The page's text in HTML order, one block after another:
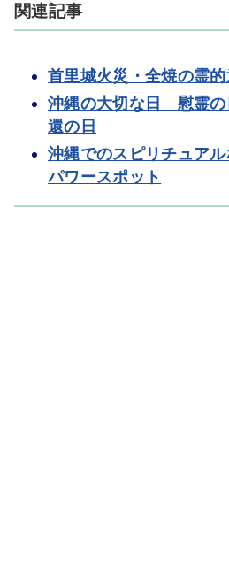
関連記事
首里城火災・全焼の霊
沖縄の大切な日 慰霊の
還の日
沖縄でのスピリチュアル
パワースポット